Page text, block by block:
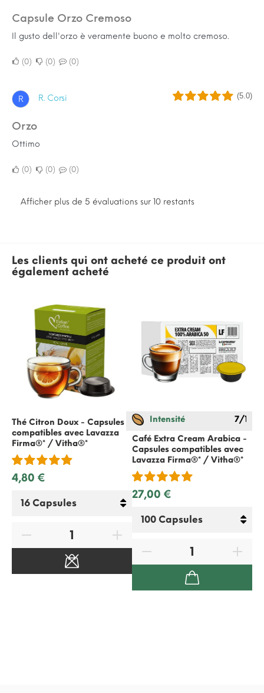
Capsule Orzo Cremoso
Il gusto dell'orzo è veramente buono e molto cremoso.
0 0 0
R R. Corsi (5.0)
Orzo
Ottimo
0 0 0
Afficher plus de 5 évaluations sur 10 restants
Les clients qui ont acheté ce produit ont
également acheté
Thé Citron Doux - Capsules
compatibles avec Lavazza
Firma®* / Vitha®*
4,80 €
Intensité
7/12
Café Extra Cream Arabica -
Capsules compatibles avec
Lavazza Firma®* / Vitha®*
27,00 €